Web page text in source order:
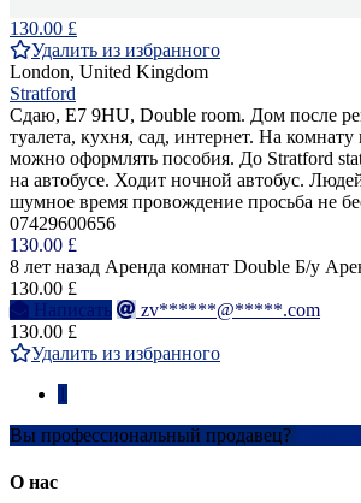
130.00 £
Удалить из избранного
London, United Kingdom
Stratford
Сдаю, Е7 9HU, Double room. Дом после
туалета, кухня, сад, интернет. На комнату
можно оформлять пособия. До Stratford
на автобусе. Ходит ночной автобус.
шумное время провождение просьба не
07429600656
130.00 £
8 лет назад Аренда комнат Double Б/у
130.00 £
Написать
zv******@*****.com
130.00 £
Удалить из избранного
Вы профессиональный продавец?
О нас